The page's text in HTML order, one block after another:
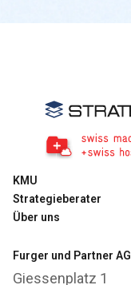
KMU
Strategieberater
Über uns
Furger und Partner AG
Giessenplatz 1